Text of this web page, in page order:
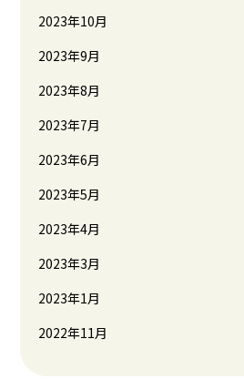
2023年10月
2023年9月
2023年8月
2023年7月
2023年6月
2023年5月
2023年4月
2023年3月
2023年1月
2022年11月